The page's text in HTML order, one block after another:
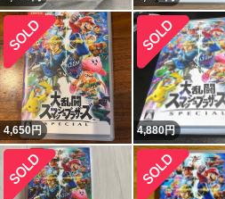
4,650円 4,880円